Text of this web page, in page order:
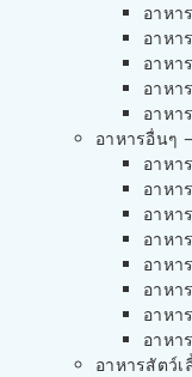
อาหา
อาหา
อาหา
อาหา
อาหา
อาหารอื่นๆ
อาหา
อาหา
อาหา
อาหา
อาหา
อาหา
อาหา
อาหา
อาหารสัตว์